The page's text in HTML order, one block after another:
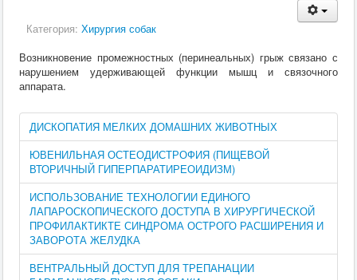
Категория: Хирургия собак
Возникновение промежностных (перинеальных) грыж связано с
нарушением удерживающей функции мышц и связочного
аппарата.
ДИСКОПАТИЯ МЕЛКИХ ДОМАШНИХ ЖИВОТНЫХ
ЮВЕНИЛЬНАЯ ОСТЕОДИСТРОФИЯ (ПИЩЕВОЙ
ВТОРИЧНЫЙ ГИПЕРПАРАТИРЕОИДИЗМ)
ИСПОЛЬЗОВАНИЕ ТЕХНОЛОГИИ ЕДИНОГО
ЛАПАРОСКОПИЧЕСКОГО ДОСТУПА В ХИРУРГИЧЕСКОЙ
ПРОФИЛАКТИКТЕ СИНДРОМА ОСТРОГО РАСШИРЕНИЯ И
ЗАВОРОТА ЖЕЛУДКА
ВЕНТРАЛЬНЫЙ ДОСТУП ДЛЯ ТРЕПАНАЦИИ